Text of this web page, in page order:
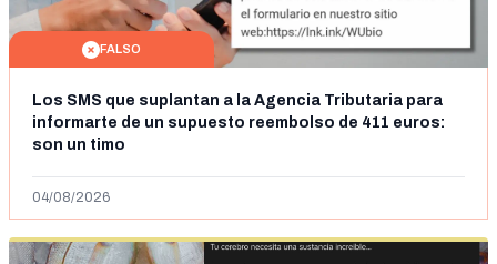
FALSO
Los SMS que suplantan a la Agencia Tributaria para
informarte de un supuesto reembolso de 411 euros:
son un timo
04/08/2026